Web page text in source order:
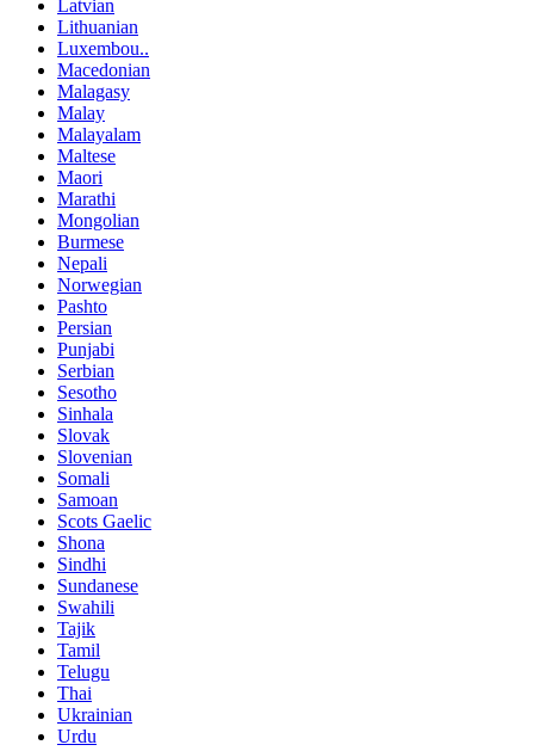
Latvian
Lithuanian
Luxembou..
Macedonian
Malagasy
Malay
Malayalam
Maltese
Maori
Marathi
Mongolian
Burmese
Nepali
Norwegian
Pashto
Persian
Punjabi
Serbian
Sesotho
Sinhala
Slovak
Slovenian
Somali
Samoan
Scots Gaelic
Shona
Sindhi
Sundanese
Swahili
Tajik
Tamil
Telugu
Thai
Ukrainian
Urdu